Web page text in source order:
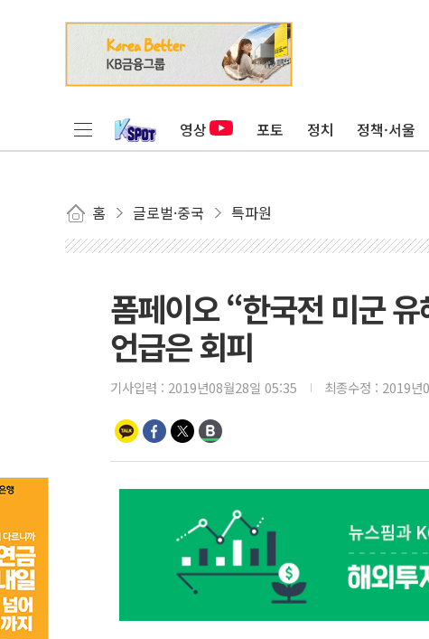
영상 포토 정치 정책·서울
홈 글로벌·중국 특파원
폼페이오 “한국전 미군
언급은 회피
기사입력 : 2019년08월28일 05:35 최종수정 : 2019년